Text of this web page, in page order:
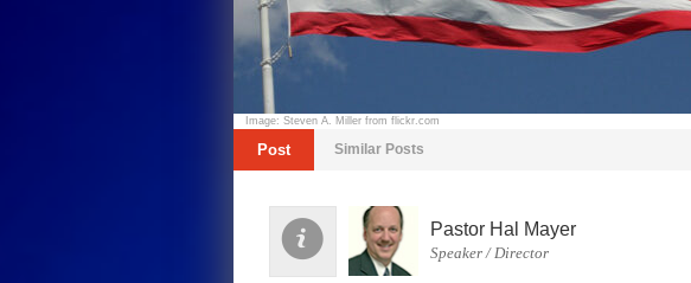
Image: Steven A. Miller from flickr.com
Post Similar Posts
Pastor Hal Mayer
Speaker / Director